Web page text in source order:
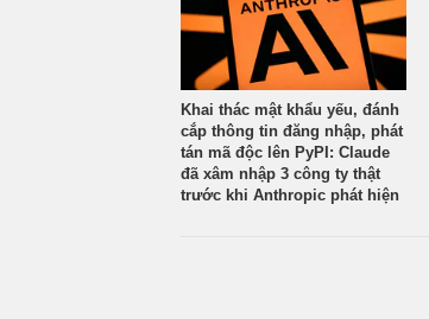
Khai thác mật khẩu yếu, đánh
cắp thông tin đăng nhập, phát
tán mã độc lên PyPI: Claude
đã xâm nhập 3 công ty thật
trước khi Anthropic phát hiện